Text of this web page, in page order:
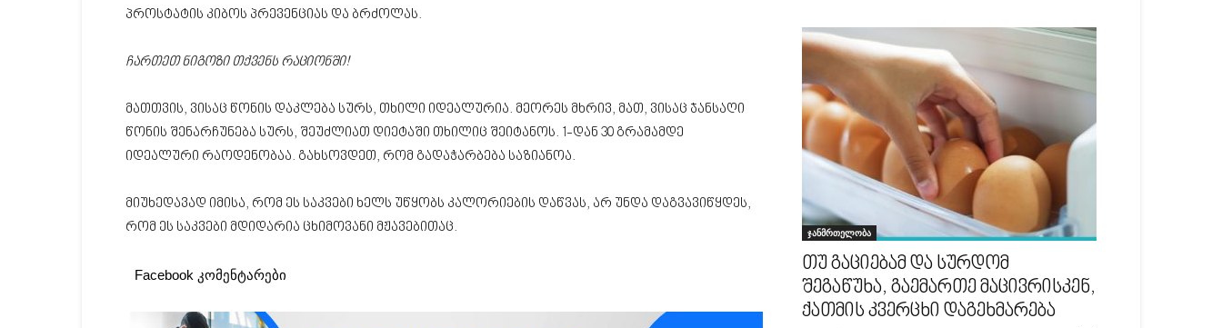
პროსტატის კიბოს პრევენციას და ბრძოლას.
ჩართეთ ნიგოზი თქვენს რაციონში!
მათთვის, ვისაც წონის დაკლება სურს, თხილი იდეალურია. მეორეს მხრივ, მათ, ვისაც ჯანსაღი
წონის შენარჩუნება სურს, შეუძლიათ დიეტაში თხილიც შეიტანოს. 1-დან 30 გრამამდე
იდეალური რაოდენობაა. გახსოვდეთ, რომ გადაჭარბება საზიანოა.
მიუხედავად იმისა, რომ ეს საკვები ხელს უწყობს კალორიების დაწვას, არ უნდა დაგვავიწყდეს,
რომ ეს საკვები მდიდარია ცხიმოვანი მჟავებითაც.
Facebook კომენტარები
ჯანმრთელობა
თუ გაციებამ და სურდომ
შეგაწუხა, გაემართე მაცივრისკენ,
ქათმის კვერცხი დაგეხმარება